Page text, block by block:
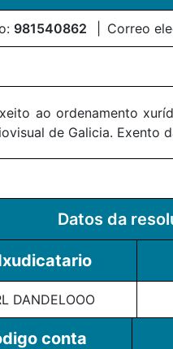
981540862 Correo
ao ordenamento
de Galicia. Exento
Datos da
DANDELOOO
conta